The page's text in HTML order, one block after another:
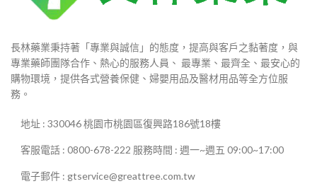
長林藥業秉持著「專業與誠信」的態度，提高與客戶之黏著度，與
專業藥師團隊合作、熱心的服務人員、 最專業、最齊全、最安心的
購物環境，提供各式營養保健、婦嬰用品及醫材用品等全方位服
務。
地址 : 330046 桃園市桃園區復興路186號18樓
客服電話 : 0800-678-222 服務時間 : 週一~週五 09:00~17:00
電子郵件 : gtservice@greattree.com.tw